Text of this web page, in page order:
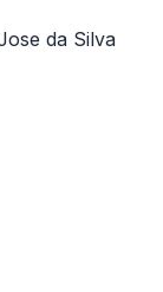
da Silva